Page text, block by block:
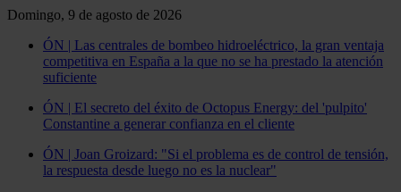
Domingo, 9 de agosto de 2026
ÓN | Las centrales de bombeo hidroeléctrico, la gran ventaja
competitiva en España a la que no se ha prestado la atención
suficiente
ÓN | El secreto del éxito de Octopus Energy: del 'pulpito'
Constantine a generar confianza en el cliente
ÓN | Joan Groizard: "Si el problema es de control de tensión,
la respuesta desde luego no es la nuclear"